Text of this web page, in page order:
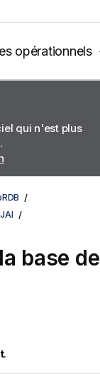
opérationnels
qui n'est plus
base de
.